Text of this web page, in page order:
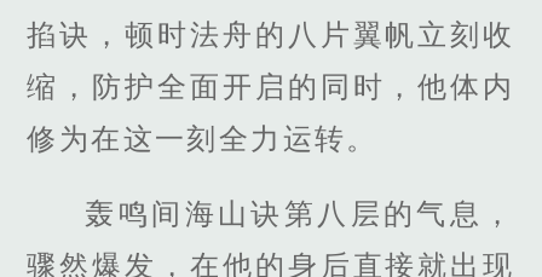
掐诀，顿时法舟的八片翼帆立刻收
缩，防护全面开启的同时，他体内
修为在这一刻全力运转。
轰鸣间海山诀第八层的气息，
骤然爆发，在他的身后直接就出现